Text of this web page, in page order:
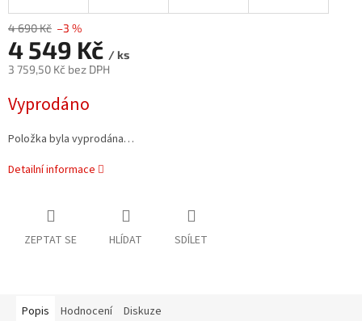
4 690 Kč –3 %
4 549 Kč / ks
3 759,50 Kč bez DPH
cena:
Vyprodáno
Položka byla vyprodána…
Detailní informace
ZEPTAT SE HLÍDAT SDÍLET
Popis Hodnocení Diskuze